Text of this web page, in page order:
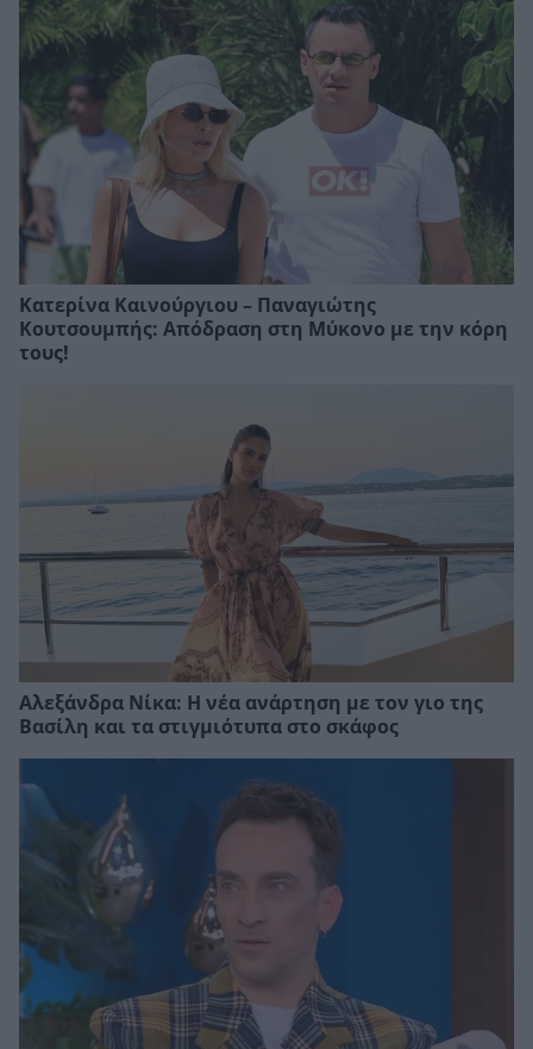
Κατερίνα Καινούργιου – Παναγιώτης
Κουτσουμπής: Απόδραση στη Μύκονο με την κόρη
τους!
Αλεξάνδρα Νίκα: Η νέα ανάρτηση με τον γιο της
Βασίλη και τα στιγμιότυπα στο σκάφος